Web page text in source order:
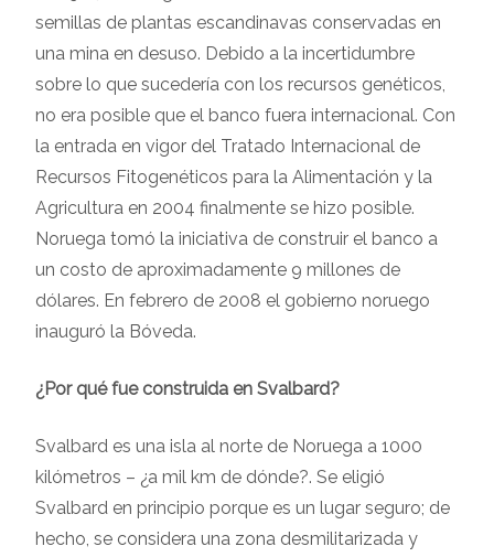
semillas de plantas escandinavas conservadas en
una mina en desuso. Debido a la incertidumbre
sobre lo que sucedería con los recursos genéticos,
no era posible que el banco fuera internacional. Con
la entrada en vigor del Tratado Internacional de
Recursos Fitogenéticos para la Alimentación y la
Agricultura en 2004 finalmente se hizo posible.
Noruega tomó la iniciativa de construir el banco a
un costo de aproximadamente 9 millones de
dólares. En febrero de 2008 el gobierno noruego
inauguró la Bóveda.
¿Por qué fue construida en Svalbard?
Svalbard es una isla al norte de Noruega a 1000
kilómetros – ¿a mil km de dónde?. Se eligió
Svalbard en principio porque es un lugar seguro; de
hecho, se considera una zona desmilitarizada y